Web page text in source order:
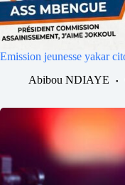
Emission jeunesse yakar
Abibou NDIAYE